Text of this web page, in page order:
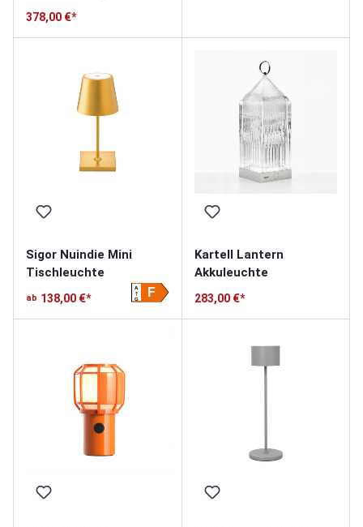
Stehleuchte
378,00 €*
Sigor Nuindie Mini
Tischleuchte
ab 138,00 €* F
A
G
Kartell Lantern
Akkuleuchte
283,00 €*